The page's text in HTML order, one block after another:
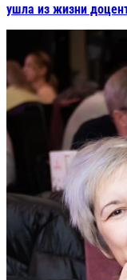
ушла из жизни